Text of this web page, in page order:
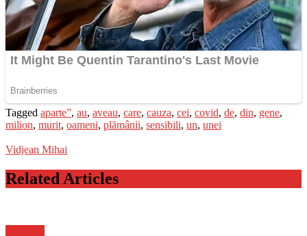
Tagged aparte”, au, aveau, care, cauza, cei, covid, de, din, gene,
milion, murit, oameni, plămânii, sensibili, un, unei
Vidjean Mihai
Related Articles